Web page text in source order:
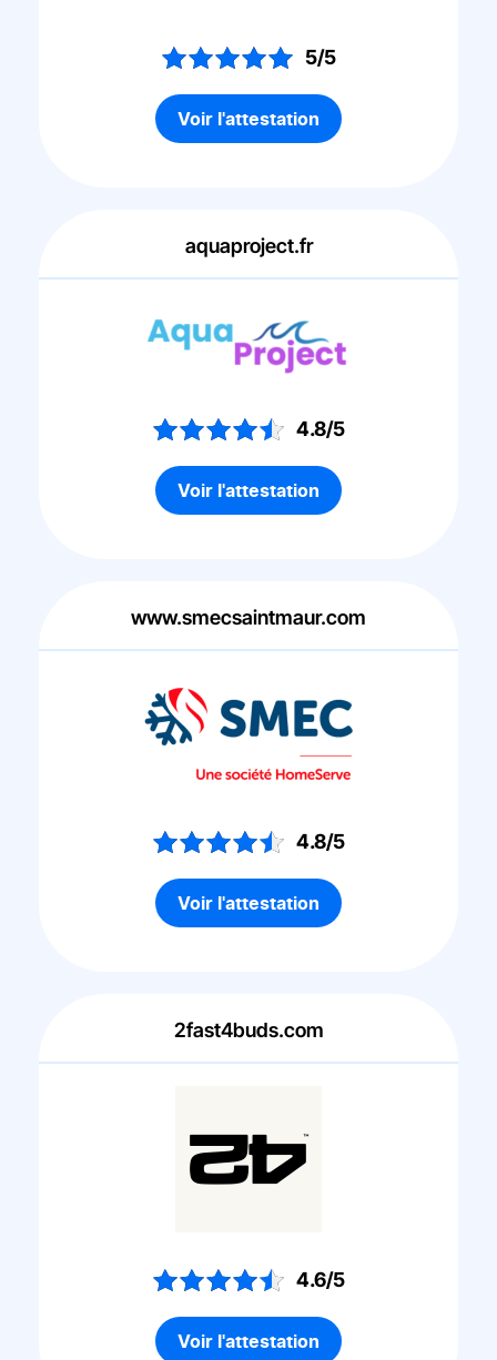
5/5
Voir l'attestation
aquaproject.fr
4.8/5
Voir l'attestation
www.smecsaintmaur.com
4.8/5
Voir l'attestation
2fast4buds.com
4.6/5
Voir l'attestation